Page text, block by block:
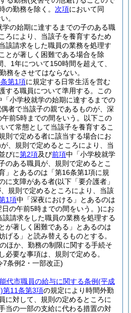
の勤務を除く。 次項において同
。
の始期に達するまでの子のある職
ろにより、当該子を養育するため
該請求をした職員の業務を処理す
とが著しく困難である場合を除
1年について150時間を超えて、
務をさせてはならない。
第1項に規定する日常生活を営む
する職員について準用する。
この
「小学校就学の始期に達するまでの
者で当該子の親であるものが、深
前5時までの間をいう。以下この
て常態として当該子を養育するこ
則で定める者に該当する場合にお
が、規則で定めるところにより、当
びに第2項及び前項中「小学校就学
のある職員が、規則で定めるとこ
」とあるのは「第16条第1項に規
に支障がある者(以下「要介護者」
規則で定めるところにより、当該
1項中「深夜における」とあるのは
の午前5時までの間をいう。)にお
該請求をした職員の業務を処理する
が著しく困難である」とあるのは
げる」と読み替えるものとする。
ほか、勤務の制限に関する手続そ
必要な事項は、規則で定める。
7条例2・一部改正)
能代市職員の給与に関する条例(平成
第11条第3項の規定により時間外勤
に対して、規則の定めるところに
当の一部の支給に代わる措置の対